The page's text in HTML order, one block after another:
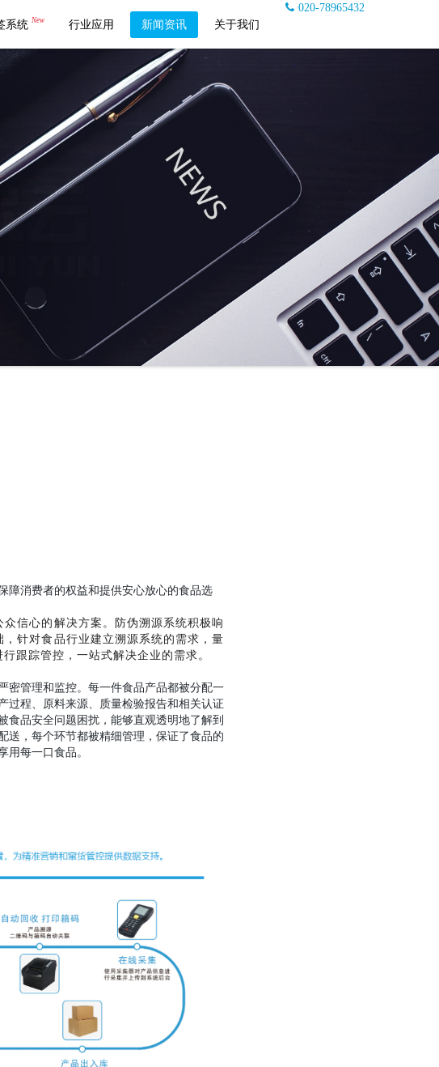
020-78965432
系统 New 行业应用 新闻资讯 关于我们
障消费者的权益和提供安心放心的食品选
信心的解决方案。防伪溯源系统积极响
针对食品行业建立溯源系统的需求，量
跟踪管控，一站式解决企业的需求。
密管理和监控。每一件食品产品都被分配一
过程、原料来源、质量检验报告和相关认证
食品安全问题困扰，能够直观透明地了解到
送，每个环节都被精细管理，保证了食品的
用每一口食品。